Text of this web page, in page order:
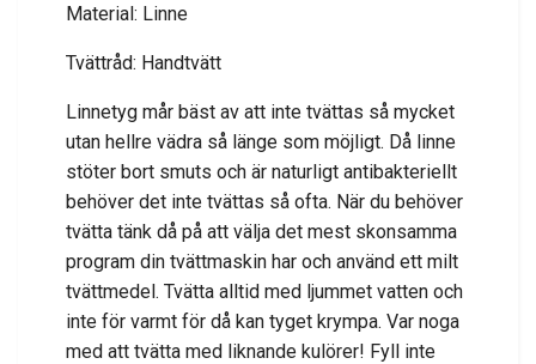
Material: Linne
Tvättråd: Handtvätt
Linnetyg mår bäst av att inte tvättas så mycket
utan hellre vädra så länge som möjligt. Då linne
stöter bort smuts och är naturligt antibakteriellt
behöver det inte tvättas så ofta. När du behöver
tvätta tänk då på att välja det mest skonsamma
program din tvättmaskin har och använd ett milt
tvättmedel. Tvätta alltid med ljummet vatten och
inte för varmt för då kan tyget krympa. Var noga
med att tvätta med liknande kulörer! Fyll inte